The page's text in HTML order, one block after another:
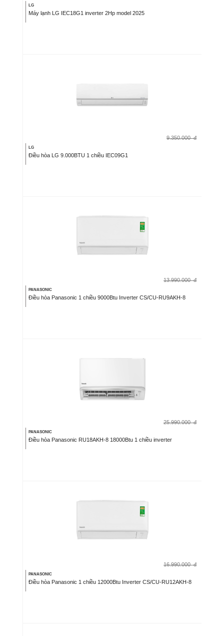
LG
Máy lạnh LG IEC18G1 inverter 2Hp model 2025
9.350.000 đ
LG
Điều hòa LG 9.000BTU 1 chiều IEC09G1
13.990.000 đ
PANASONIC
Điều hòa Panasonic 1 chiều 9000Btu Inverter CS/CU-RU9AKH-8
25.990.000 đ
PANASONIC
Điều hòa Panasonic RU18AKH-8 18000Btu 1 chiều inverter
16.990.000 đ
PANASONIC
Điều hòa Panasonic 1 chiều 12000Btu Inverter CS/CU-RU12AKH-8